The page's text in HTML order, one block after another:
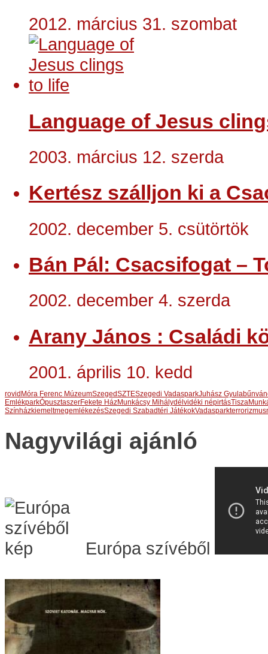
2012. március 31. szombat
Language of Jesus
2003. március 12. szerda
Kertész szálljon ki a
2002. december 5. csütörtök
Bán Pál: Csacsifogat –
2002. december 4. szerda
Arany János : Családi
2001. április 10. kedd
rovid Móra Ferenc MúzeumSzegedSZTESzegedi VadasparkJuhász Gyula
EmlékparkÓpusztaszerFekete HázMunkácsy Mihálydélvidéki népirtásTisza
SzínházkiemeltmegemlékezésSzegedi Szabadtéri JátékokVadasparkterrorizmus
Nagyvilági ajánló
Európa szívéből